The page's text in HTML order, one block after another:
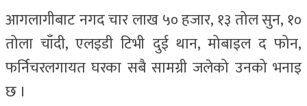
आगलागीबाट नगद चार लाख ५० हजार, १३ तोल सुन, १०
तोला चाँदी, एलइडी टिभी दुई थान, मोबाइल द फोन,
फर्निचरलगायत घरका सबै सामग्री जलेको उनको भनाइ
छ ।